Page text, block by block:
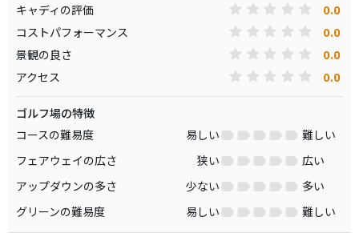
キャディの評価 0.0
コストパフォーマンス 0.0
景観の良さ 0.0
アクセス 0.0
ゴルフ場の特徴
コースの難易度
易しい
難しい
フェアウェイの広さ
狭い
広い
アップダウンの多さ
少ない
多い
グリーンの難易度
易しい 難しい